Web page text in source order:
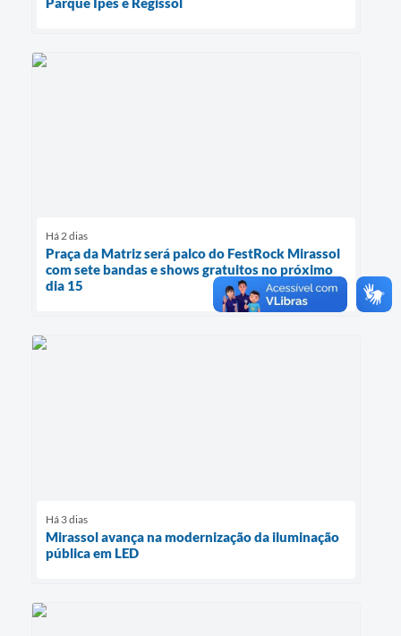
Há 2 dias
Praça da Matriz será palco do FestRock Mirassol
com sete bandas e shows gratuitos no próximo
dia 15
Há 3 dias
Mirassol avança na modernização da iluminação
pública em LED